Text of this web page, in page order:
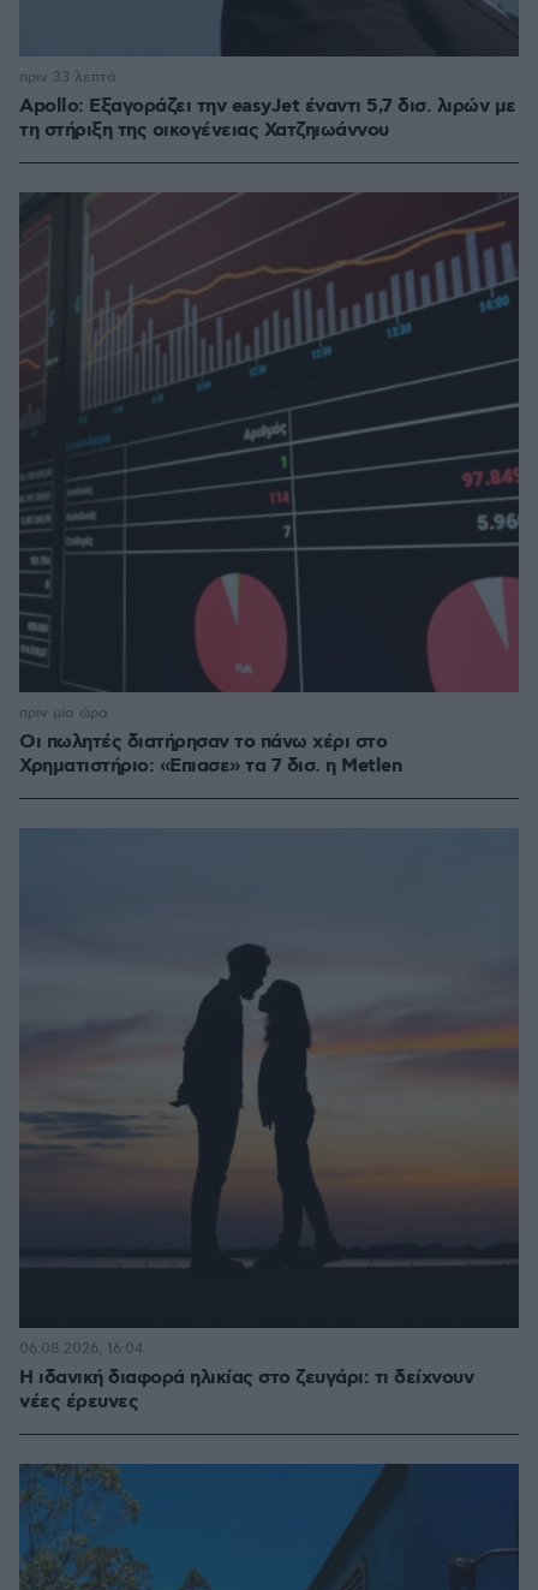
Apollo: Εξαγοράζει την easyJet έναντι 5,7 δισ. λιρών με
τη στήριξη της οικογένειας Χατζηιωάννου
πριν 33 λεπτά
Οι πωλητές διατήρησαν το πάνω χέρι στο
Χρηματιστήριο: «Επιασε» τα 7 δισ. η Metlen
πριν μία ώρα
Η ιδανική διαφορά ηλικίας στο ζευγάρι: τι δείχνουν
νέες έρευνες
06.08.2026, 16:04